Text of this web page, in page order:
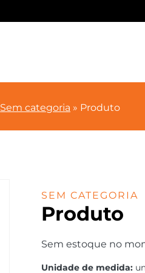
Sem categoria » Produto
SEM CATEGORIA
Produto
Sem estoque no
Unidade de medida: